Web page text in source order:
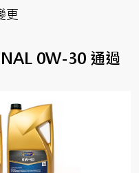
更
0W-30 通過